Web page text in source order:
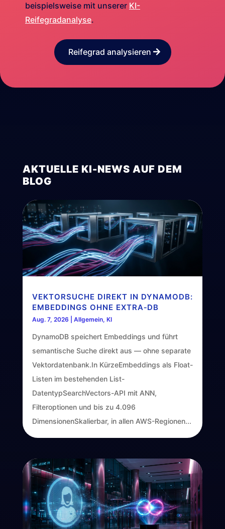
beispielsweise mit unserer KI-
Reifegradanalyse.
Reifegrad analysieren
AKTUELLE KI-NEWS AUF DEM
BLOG
VEKTORSUCHE DIREKT IN DYNAMODB:
EMBEDDINGS OHNE EXTRA‑DB
Aug. 7, 2026 Allgemein, KI
DynamoDB speichert Embeddings und führt
semantische Suche direkt aus — ohne separate
Vektordatenbank.In KürzeEmbeddings als Float-
Listen im bestehenden List-
DatentypSearchVectors-API mit ANN,
Filteroptionen und bis zu 4.096
DimensionenSkalierbar, in allen AWS-Regionen...